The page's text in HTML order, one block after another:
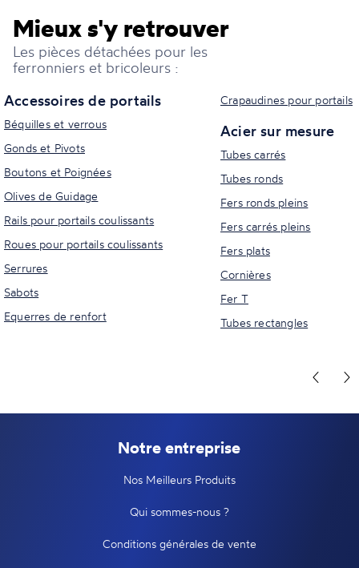
Mieux s'y retrouver
Les pièces détachées pour les
ferronniers et bricoleurs :
Accessoires de portails
Béquilles et verrous
Gonds et Pivots
Boutons et Poignées
Olives de Guidage
Rails pour portails coulissants
Roues pour portails coulissants
Serrures
Sabots
Equerres de renfort
Crapaudines pour portails
Acier sur mesure
Tubes carrés
Tubes ronds
Fers ronds pleins
Fers carrés pleins
Fers plats
Cornières
Fer T
Tubes rectangles
Notre entreprise
Nos Meilleurs Produits
Qui sommes-nous ?
Conditions générales de vente